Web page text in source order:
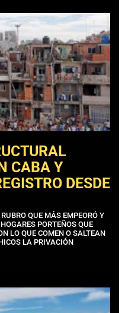
CABA Y
DESDE
QUE MÁS EMPEORÓ Y
PORTEÑOS QUE
LO QUE COMEN O SALTEAN
LA PRIVACIÓN